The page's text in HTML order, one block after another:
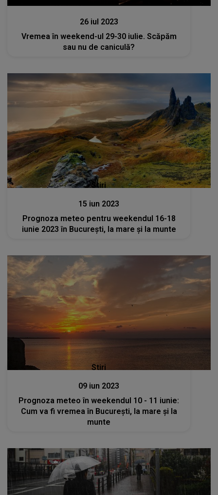
Actualitate
26 iul 2023
Vremea în weekend-ul 29-30 iulie. Scăpăm
sau nu de caniculă?
Stiri
15 iun 2023
Prognoza meteo pentru weekendul 16-18
iunie 2023 în București, la mare și la munte
Stiri
09 iun 2023
Prognoza meteo în weekendul 10 - 11 iunie:
Cum va fi vremea în București, la mare și la
munte